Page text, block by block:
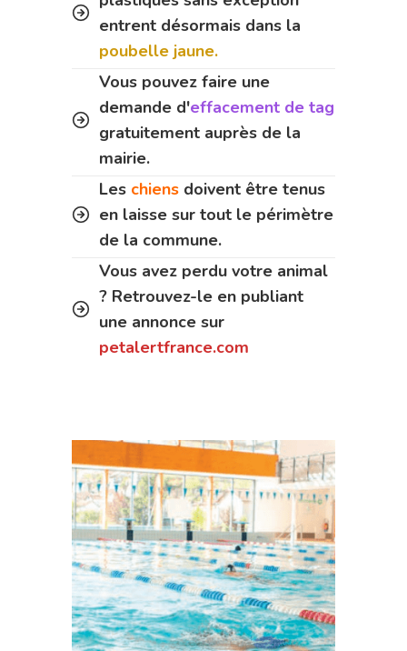
entrent désormais dans la
poubelle jaune.
Vous pouvez faire une
demande d'effacement de tag
gratuitement auprès de la
mairie.
Les chiens doivent être tenus
en laisse sur tout le périmètre
de la commune.
Vous avez perdu votre animal
? Retrouvez-le en publiant
une annonce sur
petalertfrance.com